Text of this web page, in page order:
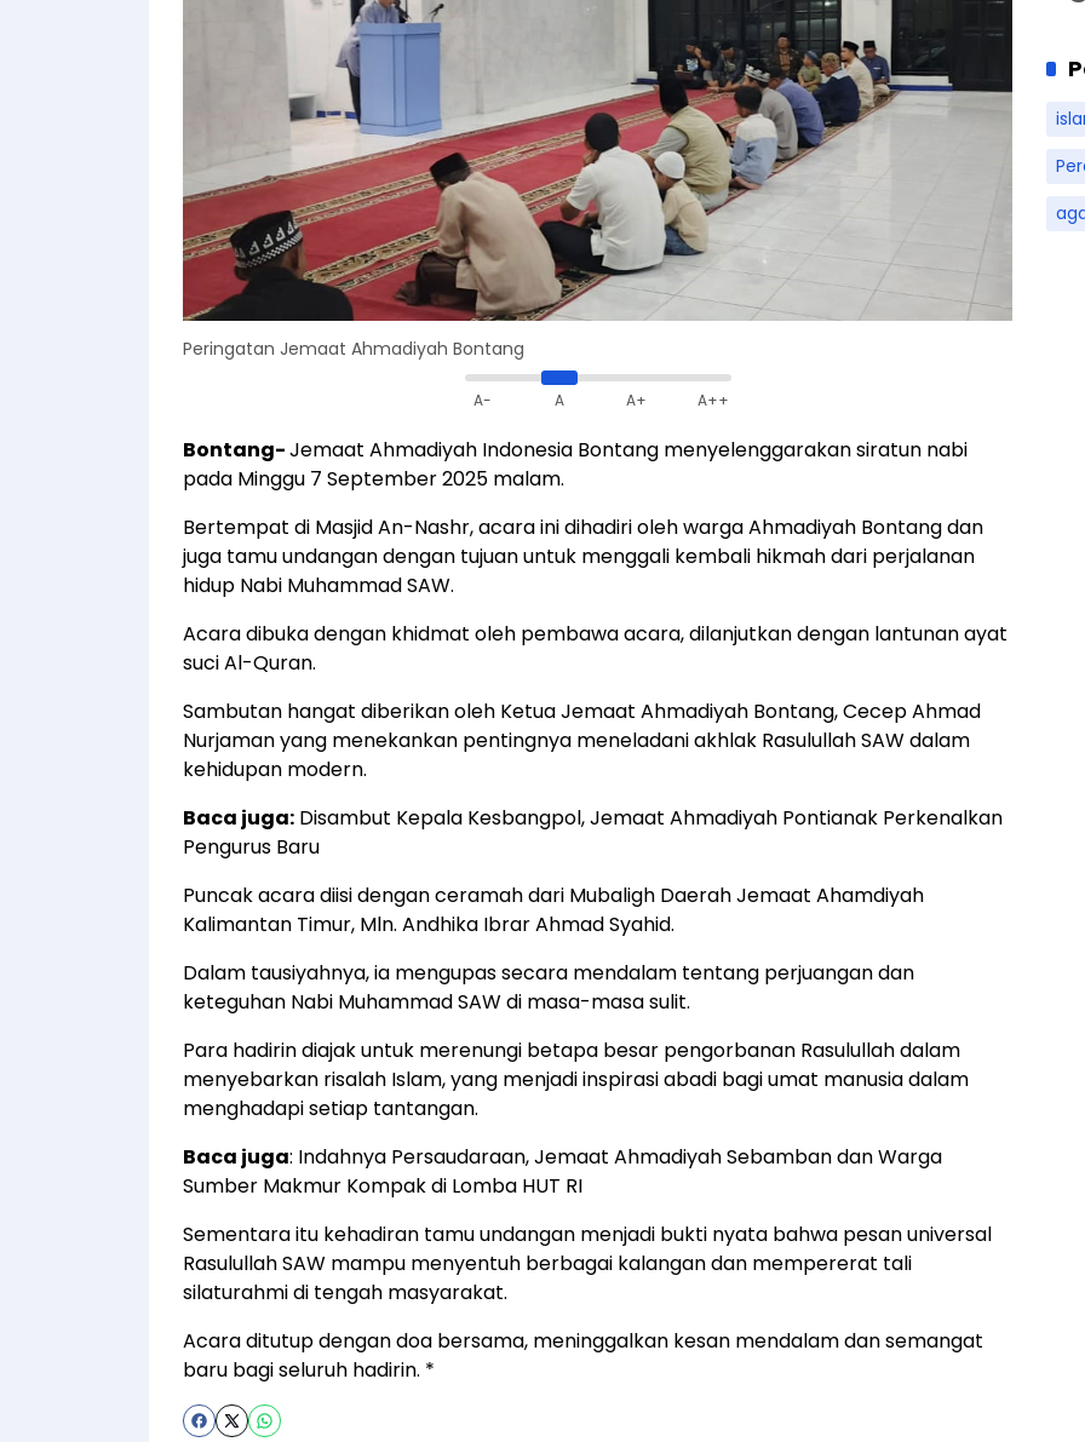
Peringatan Jemaat Ahmadiyah Bontang
A- A A+ A++
Bontang-Jemaat Ahmadiyah Indonesia Bontang menyelenggarakan siratun nabi
pada Minggu 7 September 2025 malam.
Bertempat di Masjid An-Nashr, acara ini dihadiri oleh warga Ahmadiyah Bontang dan
juga tamu undangan dengan tujuan untuk menggali kembali hikmah dari perjalanan
hidup Nabi Muhammad SAW.
Acara dibuka dengan khidmat oleh pembawa acara, dilanjutkan dengan lantunan ayat
suci Al-Quran.
Sambutan hangat diberikan oleh Ketua Jemaat Ahmadiyah Bontang, Cecep Ahmad
Nurjaman yang menekankan pentingnya meneladani akhlak Rasulullah SAW dalam
kehidupan modern.
Baca juga: Disambut Kepala Kesbangpol, Jemaat Ahmadiyah Pontianak Perkenalkan
Pengurus Baru
Puncak acara diisi dengan ceramah dari Mubaligh Daerah Jemaat Ahamdiyah
Kalimantan Timur, Mln. Andhika Ibrar Ahmad Syahid.
Dalam tausiyahnya, ia mengupas secara mendalam tentang perjuangan dan
keteguhan Nabi Muhammad SAW di masa-masa sulit.
Para hadirin diajak untuk merenungi betapa besar pengorbanan Rasulullah dalam
menyebarkan risalah Islam, yang menjadi inspirasi abadi bagi umat manusia dalam
menghadapi setiap tantangan.
Baca juga: Indahnya Persaudaraan, Jemaat Ahmadiyah Sebamban dan Warga
Sumber Makmur Kompak di Lomba HUT RI
Sementara itu kehadiran tamu undangan menjadi bukti nyata bahwa pesan universal
Rasulullah SAW mampu menyentuh berbagai kalangan dan mempererat tali
silaturahmi di tengah masyarakat.
Acara ditutup dengan doa bersama, meninggalkan kesan mendalam dan semangat
baru bagi seluruh hadirin. *